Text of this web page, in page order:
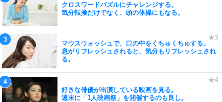
クロスワードパズルにチャレンジする。
気分転換だけでなく、頭の体操にもなる。
マウスウォッシュで、口の中をくちゅくちゅする。
息がリフレッシュされると、気分もリフレッシュされ
る。
好きな俳優が出演している映画を見る。
週末に「1人映画祭」を開催するのも良し。